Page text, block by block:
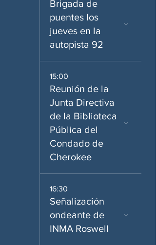
Brigada de
puentes los
jueves en la
autopista 92
15:00
Reunión de la
Junta Directiva
de la Biblioteca
Pública del
Condado de
Cherokee
16:30
Señalización
ondeante de
INMA Roswell